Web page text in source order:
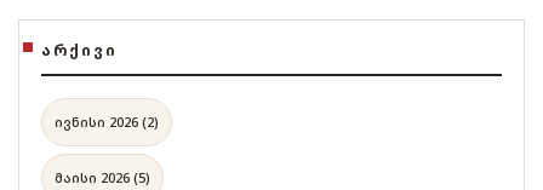
ᲐᲠᲥᲘᲕᲘ
ივნისი 2026 (2)
მაისი 2026 (5)